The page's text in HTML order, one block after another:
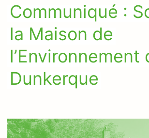
Communiqué :
la Maison de
l’Environnement
Dunkerque